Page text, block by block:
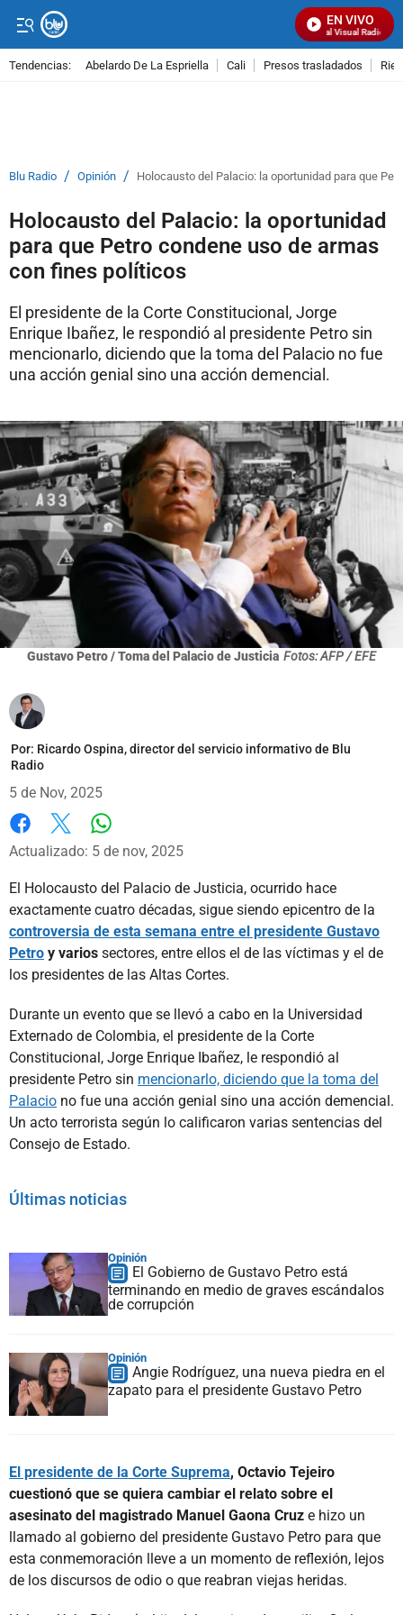
EN VIVO
Señal Visual Radio
Tendencias: Abelardo De La Espriella Cali Presos trasladados
Blu Radio / Opinión / Holocausto del Palacio: la oportunidad para que
Holocausto del Palacio: la oportunidad
para que Petro condene uso de armas
con fines políticos
El presidente de la Corte Constitucional, Jorge
Enrique Ibañez, le respondió al presidente Petro sin
mencionarlo, diciendo que la toma del Palacio no fue
una acción genial sino una acción demencial.
Gustavo Petro / Toma del Palacio de Justicia Fotos: AFP / EFE
Por: Ricardo Ospina, director del servicio informativo de Blu
Radio
5 de Nov, 2025
Facebook
X
Actualizado: 5 de nov, 2025
El Holocausto del Palacio de Justicia, ocurrido hace
exactamente cuatro décadas, sigue siendo epicentro de la
controversia de esta semana entre el presidente Gustavo
Petro y varios sectores, entre ellos el de las víctimas y el de
los presidentes de las Altas Cortes.
Durante un evento que se llevó a cabo en la Universidad
Externado de Colombia, el presidente de la Corte
Constitucional, Jorge Enrique Ibañez, le respondió al
presidente Petro sin mencionarlo, diciendo que la toma del
Palacio no fue una acción genial sino una acción demencial.
Un acto terrorista según lo calificaron varias sentencias del
Consejo de Estado.
Últimas noticias
Opinión
El Gobierno de Gustavo Petro está
terminando en medio de graves escándalos
de corrupción
Opinión
Angie Rodríguez, una nueva piedra en el
zapato para el presidente Gustavo Petro
El presidente de la Corte Suprema, Octavio Tejeiro
cuestionó que se quiera cambiar el relato sobre el
asesinato del magistrado Manuel Gaona Cruz e hizo un
llamado al gobierno del presidente Gustavo Petro para que
esta conmemoración lleve a un momento de reflexión, lejos
de los discursos de odio o que reabran viejas heridas.